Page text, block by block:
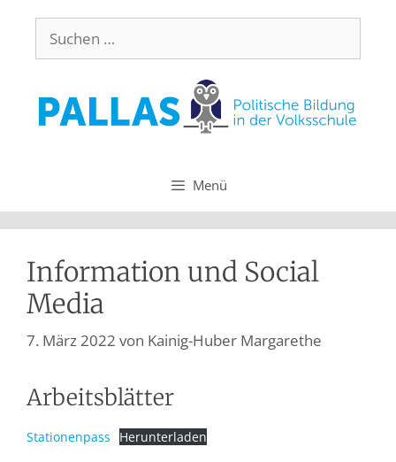
Menü
Information und Social
Media
7. März 2022 von Kainig-Huber Margarethe
Arbeitsblätter
Stationenpass Herunterladen